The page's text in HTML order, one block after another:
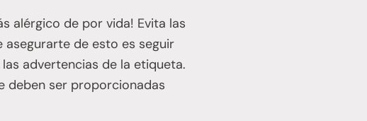
alérgico de por vida! Evita las
de esto es seguir
advertencias de la etiqueta.
deben ser proporcionadas